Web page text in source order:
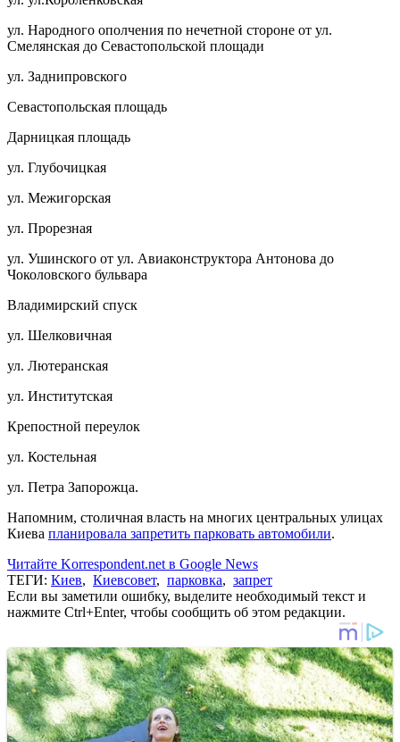
ул. Народного ополчения по нечетной стороне от ул.
Смелянская до Севастопольской площади
ул. Заднипровского
Севастопольская площадь
Дарницкая площадь
ул. Глубочицкая
ул. Межигорская
ул. Прорезная
ул. Ушинского от ул. Авиаконструктора Антонова до
Чоколовского бульвара
Владимирский спуск
ул. Шелковичная
ул. Лютеранская
ул. Институтская
Крепостной переулок
ул. Костельная
ул. Петра Запорожца.
Напомним, столичная власть на многих центральных улицах
Киева планировала запретить парковать автомобили.
Читайте Korrespondent.net в Google News
ТЕГИ: Киев, Киевсовет, парковка, запрет
Если вы заметили ошибку, выделите необходимый текст и
нажмите Ctrl+Enter, чтобы сообщить об этом редакции.